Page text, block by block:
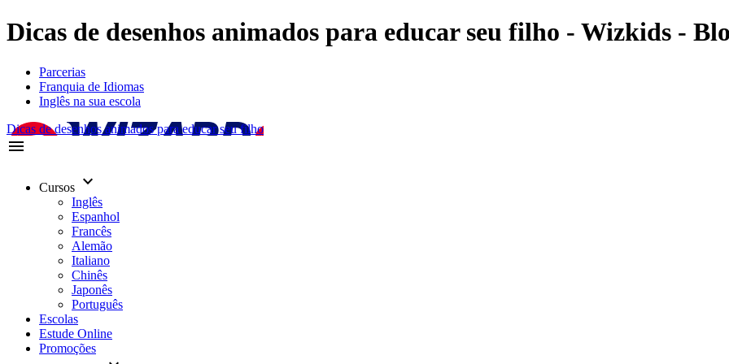
Dicas de desenhos animados para educar seu filho - Wizkids -
Parcerias
Franquia de Idiomas
Inglês na sua escola
Dicas de desenhos animados para educar seu filho
menu
Cursos keyboard_arrow_down
Inglês
Espanhol
Francês
Alemão
Italiano
Chinês
Japonês
Português
Escolas
Estude Online
Promoções